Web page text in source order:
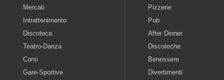
Mercati
Intrattenimento
Discoteca
Teatro-Danza
Corsi
Gare-Sportive
Pizzerie
Pub
After Dinner
Discoteche
Benessere
Divertimenti